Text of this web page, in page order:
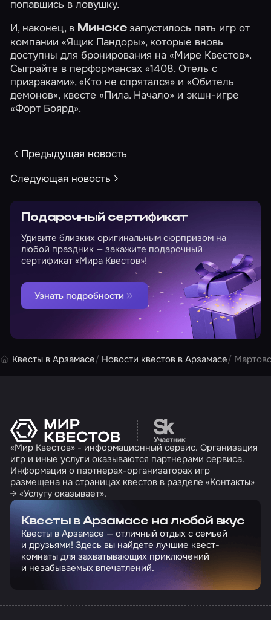
попавшись в ловушку.
И, наконец, в Минске запустилось пять игр от
компании «Ящик Пандоры», которые вновь
доступны для бронирования на «Мире Квестов».
Сыграйте в перформансах«1408. Отель с
призраками»,«Кто не спрятался» и«Обитель
демонов», квесте«Пила. Начало» и экшн-игре
«Форт Боярд».
Предыдущая новость
Следующая новость
Подарочный сертификат
Удивите близких оригинальным сюрпризом на
любой праздник — закажите подарочный
сертификат «Мира Квестов»!
Узнать подробности
Квесты в Арзамасе Новости квестов в Арзамасе
Перейти на сайт
«Мир Квестов» - информационный сервис. Организация
игр и иные услуги оказываются партнерами сервиса.
Информация о партнерах-организаторах игр
размещена на страницах квестов в разделе «Контакты»
→ «Услугу оказывает».
Квесты в Арзамасе на любой вкус
Квесты в Арзамасе — отличный отдых с семьей
и друзьями! Здесь вы найдете лучшие квест-
комнаты для захватывающих приключений
и незабываемых впечатлений.